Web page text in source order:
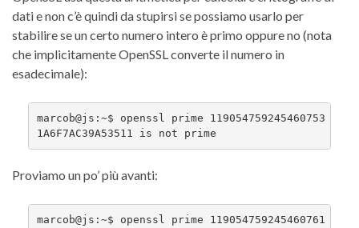
dati e non c’è quindi da stupirsi se possiamo usarlo per
stabilire se un certo numero intero è primo oppure no (nota
che implicitamente OpenSSL converte il numero in
esadecimale):
marcob@js:~$ openssl prime 119054759245460753
1A6F7AC39A53511 is not prime
Proviamo un po’ più avanti:
marcob@js:~$ openssl prime 119054759245460761